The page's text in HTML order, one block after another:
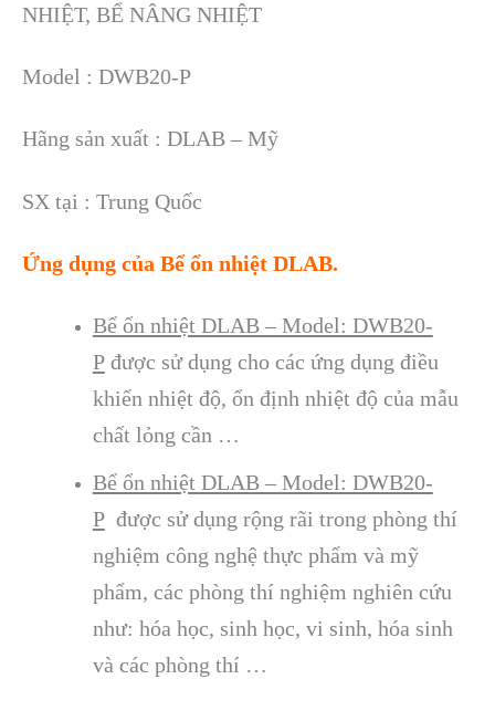
NHIỆT, BỂ NÂNG NHIỆT
Model : DWB20-P
Hãng sản xuất : DLAB – Mỹ
SX tại : Trung Quốc
Ứng dụng của Bể ổn nhiệt DLAB.
Bể ổn nhiệt DLAB – Model: DWB20-
Pđược sử dụng cho các ứng dụng điều
khiển nhiệt độ, ổn định nhiệt độ của mẫu
chất lỏng cần …
Bể ổn nhiệt DLAB – Model: DWB20-
Pđược sử dụng rộng rãi trong phòng thí
nghiệm công nghệ thực phẩm và mỹ
phẩm, các phòng thí nghiệm nghiên cứu
như: hóa học, sinh học, vi sinh, hóa sinh
và các phòng thí …